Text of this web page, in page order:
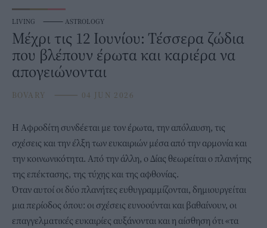
LIVING ⸻ ASTROLOGY
Μέχρι τις 12 Ιουνίου: Τέσσερα ζώδια
που βλέπουν έρωτα και καριέρα να
απογειώνονται
BOVARY ⸻ 04 JUN 2026
Η Αφροδίτη συνδέεται με τον έρωτα, την απόλαυση, τις
σχέσεις και την έλξη των ευκαιριών μέσα από την αρμονία και
την κοινωνικότητα. Από την άλλη, ο Δίας θεωρείται ο πλανήτης
της επέκτασης, της τύχης και της αφθονίας.
Όταν αυτοί οι δύο πλανήτες ευθυγραμμίζονται, δημιουργείται
μια περίοδος όπου: οι σχέσεις ευνοούνται και βαθαίνουν, οι
επαγγελματικές ευκαιρίες αυξάνονται και η αίσθηση ότι «τα